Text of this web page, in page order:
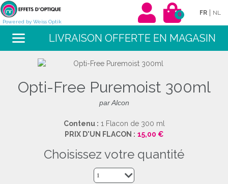
Powered by Weiss Optik
0 FR | NL
LIVRAISON OFFERTE EN MAGASIN
Opti-Free Puremoist 300ml
par Alcon
Contenu : 1 Flacon de 300 ml
PRIX D'UN FLACON : 15,00 €
choisissez votre quantité
1